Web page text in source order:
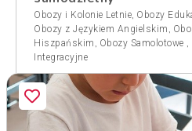
Obozy i Kolonie Letnie, Obozy
Obozy z Językiem Angielskim ,
Hiszpańskim , Obozy Samolotowe ,
Integracyjne